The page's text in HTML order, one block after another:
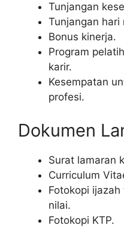
Tunjangan
Tunjangan hari
Bonus kinerja.
Program
karir.
Kesempatan
profesi.
Dokumen
Surat lamaran
Curriculum
Fotokopi
nilai.
Fotokopi KTP.